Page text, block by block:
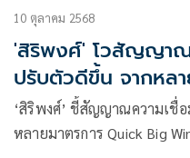
10 ตุลาคม 2568
'สิริพงศ์' โวสัญญาณ
ปรับตัวดีขึ้น จากหล
Win
‘สิริพงศ์’ ชี้สัญญาณความเชื่
หลายมาตรการ Quick Big